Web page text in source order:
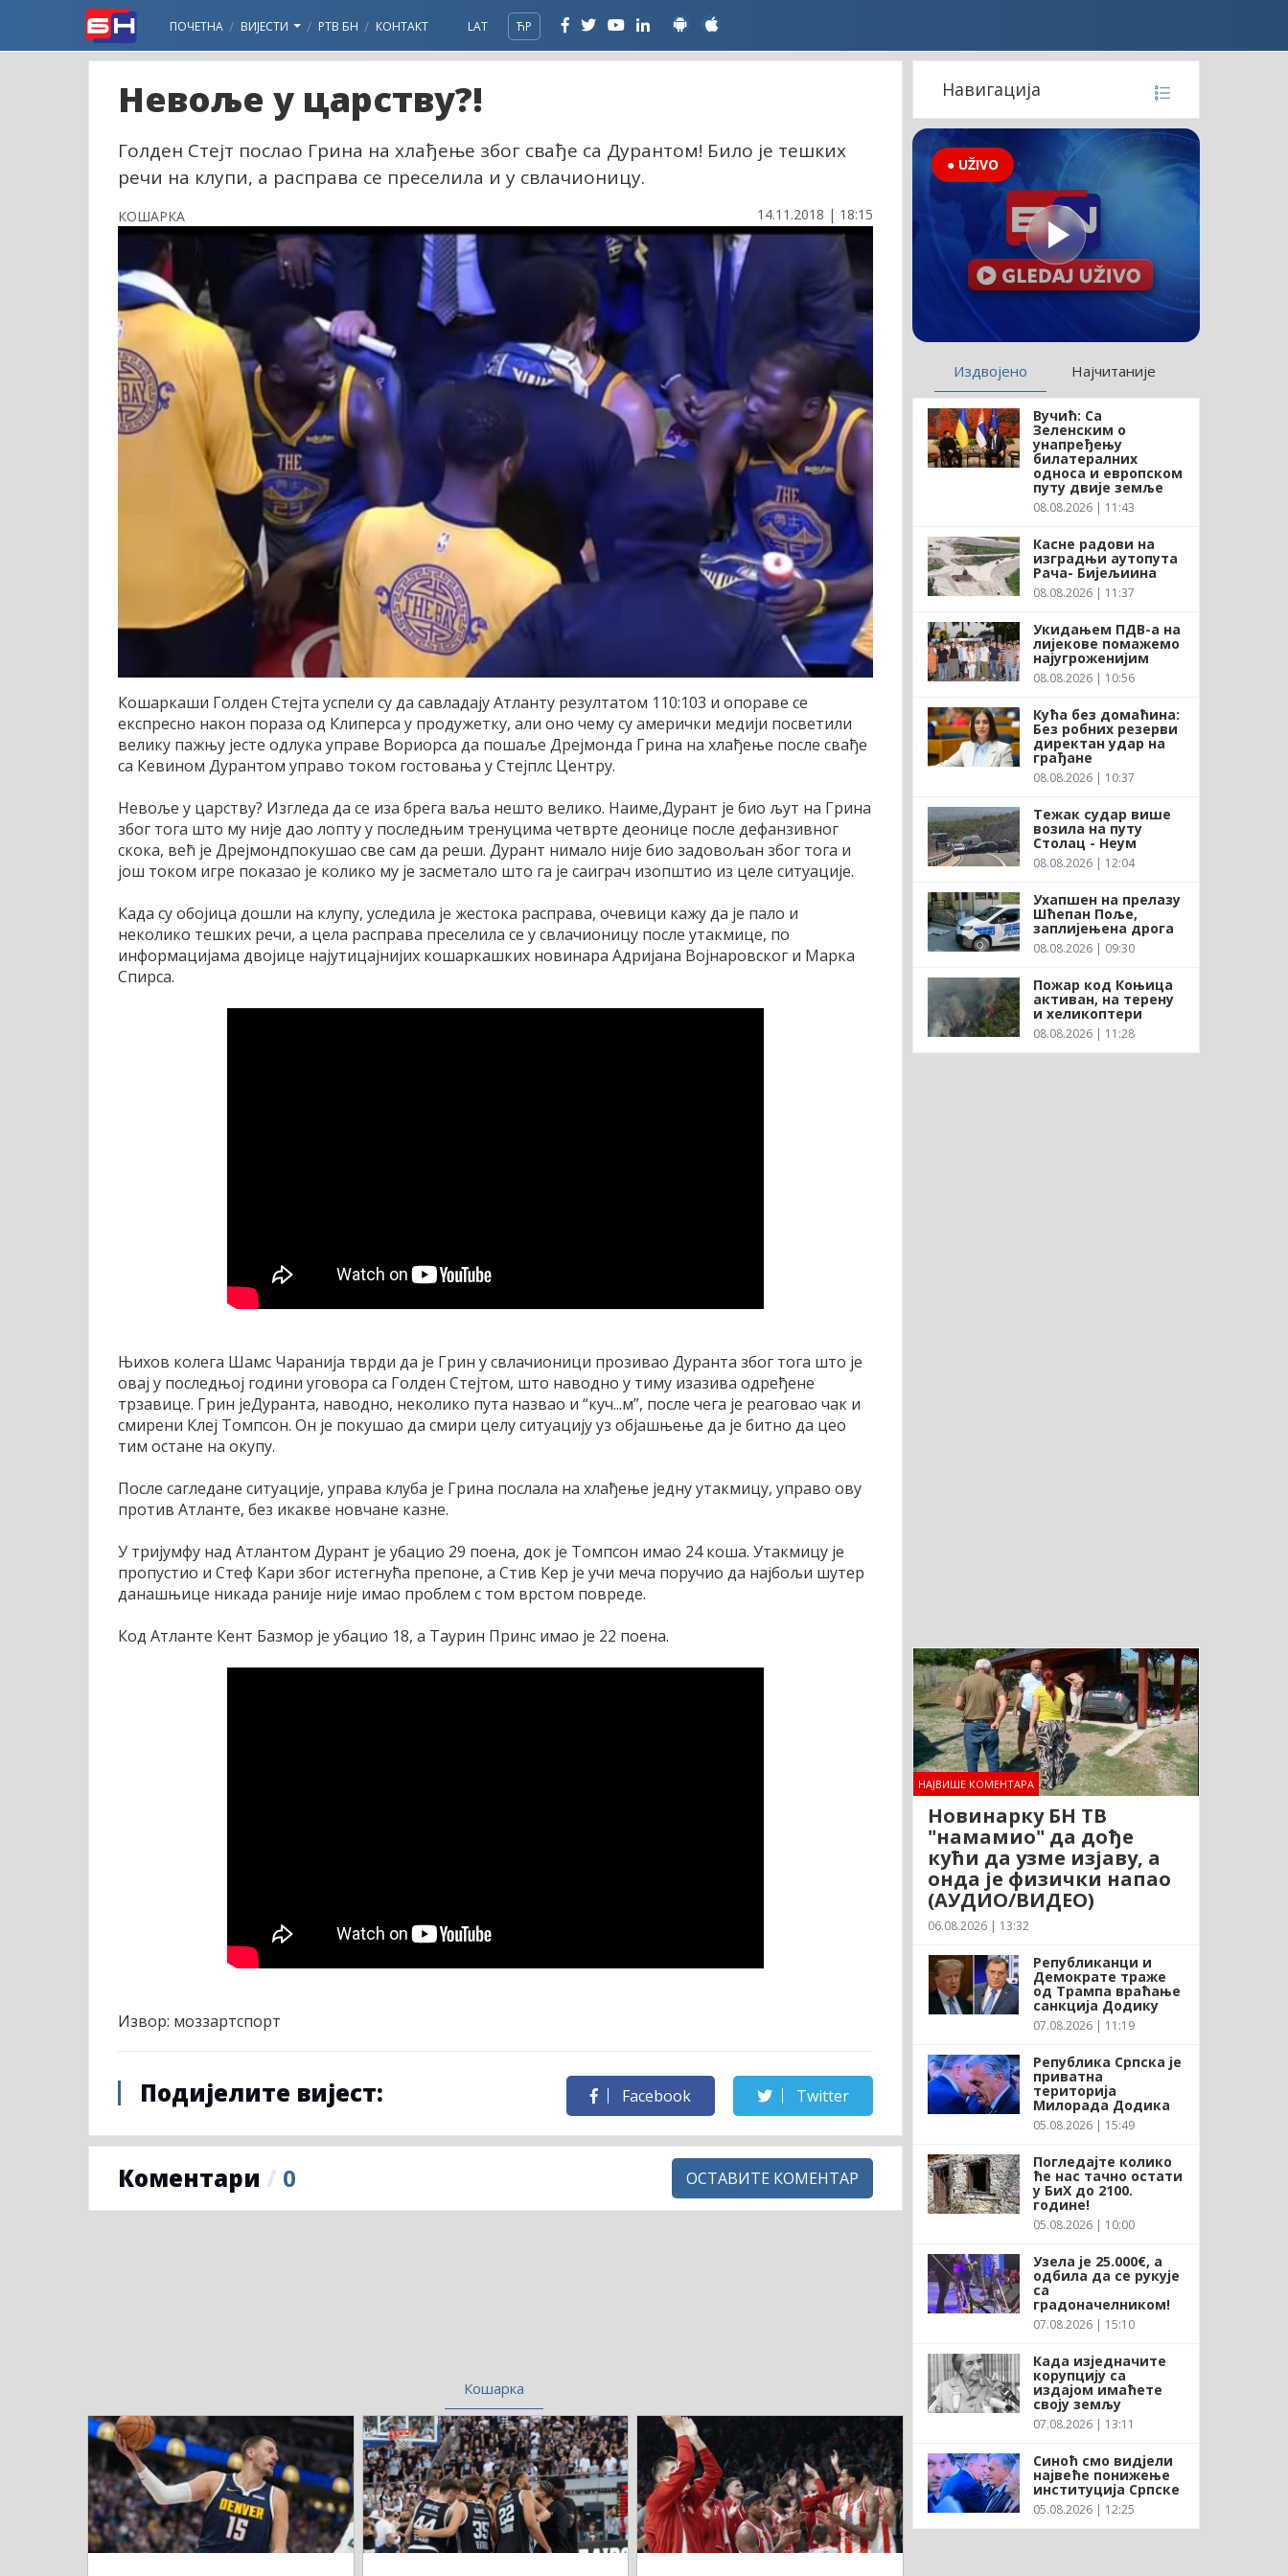
ПОЧЕТНА ВИЈЕСТИ РТВ БН КОНТАКТ LAT ЋР
Невоље у царству?!
Голден Стејт послао Грина на хлађење због свађе са Дурантом! Било је тешких
речи на клупи, а расправа се преселила и у свлачионицу.
КОШАРКА 14.11.2018 | 18:15
Кошаркаши Голден Стејта успели су да савладају Атланту резултатом 110:103 и опораве се
експресно након пораза од Клиперса у продужетку, али оно чему су амерички медији посветили
велику пажњу јесте одлука управе Вориорса да пошаље Дрејмонда Грина на хлађење после свађе
са Кевином Дурантом управо током гостовања у Стејплс Центру.
Невоље у царству? Изгледа да се иза брега ваља нешто велико. Наиме,Дурант је био љут на Грина
због тога што му није дао лопту у последњим тренуцима четврте деонице после дефанзивног
скока, већ је Дрејмондпокушао све сам да реши. Дурант нимало није био задовољан због тога и
још током игре показао је колико му је засметало што га је саиграч изопштио из целе ситуације.
Када су обојица дошли на клупу, уследила је жестока расправа, очевици кажу да је пало и
неколико тешких речи, а цела расправа преселила се у свлачионицу после утакмице, по
информацијама двојице најутицајнијих кошаркашких новинара Адријана Војнаровског и Марка
Спирса.
Њихов колега Шамс Чаранија тврди да је Грин у свлачионици прозивао Дуранта због тога што је
овај у последњој години уговора са Голден Стејтом, што наводно у тиму изазива одређене
трзавице. Грин јеДуранта, наводно, неколико пута назвао и “куч...м”, после чега је реаговао чак и
смирени Клеј Томпсон. Он је покушао да смири целу ситуацију уз објашњење да је битно да цео
тим остане на окупу.
После сагледане ситуације, управа клуба је Грина послала на хлађење једну утакмицу, управо ову
против Атланте, без икакве новчане казне.
У тријумфу над Атлантом Дурант је убацио 29 поена, док је Томпсон имао 24 коша. Утакмицу је
пропустио и Стеф Кари због истегнућа препоне, а Стив Кер је учи меча поручио да најбољи шутер
данашњице никада раније није имао проблем с том врстом повреде.
Код Атланте Кент Базмор је убацио 18, а Таурин Принс имао је 22 поена.
Извор: моззартспорт
Подијелите вијест: Facebook Twitter
Коментари / 0 ОСТАВИТЕ КОМЕНТАР
Кошарка
Навигација
● UŽIVO
Издвојено Најчитаније
Вучић: Са
Зеленским о
унапређењу
билатералних
односа и европском
путу двије земље
08.08.2026 | 11:43
Касне радови на
изградњи аутопута
Рача- Бијељиина
08.08.2026 | 11:37
Укидањем ПДВ-а на
лијекове помажемо
најугроженијим
08.08.2026 | 10:56
Кућа без домаћина:
Без робних резерви
директан удар на
грађане
08.08.2026 | 10:37
Тежак судар више
возила на путу
Столац - Неум
08.08.2026 | 12:04
Ухапшен на прелазу
Шћепан Поље,
заплијењена дрога
08.08.2026 | 09:30
Пожар код Коњица
активан, на терену
и хеликоптери
08.08.2026 | 11:28
НАЈВИШЕ КОМЕНТАРА
Новинарку БН ТВ
"намамио" да дође
кући да узме изјаву, а
онда је физички напао
(АУДИО/ВИДЕО)
06.08.2026 | 13:32
Републиканци и
Демократе траже
од Трампа враћање
санкција Додику
07.08.2026 | 11:19
Република Српска је
приватна
територија
Милорада Додика
05.08.2026 | 15:49
Погледајте колико
ће нас тачно остати
у БиХ до 2100.
године!
05.08.2026 | 10:00
Узела је 25.000€, а
одбила да се рукује
са
градоначелником!
07.08.2026 | 15:10
Када изједначите
корупцију са
издајом имаћете
своју земљу
07.08.2026 | 13:11
Синоћ смо видјели
највеће понижење
институција Српске
05.08.2026 | 12:25